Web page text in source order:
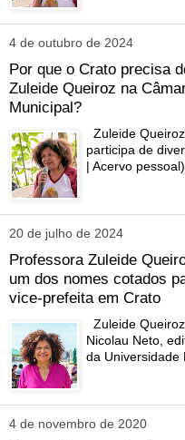
4 de outubro de 2024
Por que o Crato precisa
Zuleide Queiroz na
Municipal?
Zuleide
participa de
| Acervo
20 de julho de 2024
Professora Zuleide
um dos nomes cotados
vice-prefeita em Crato
Zuleide
Nicolau Neto,
da Universidade
4 de novembro de 2020